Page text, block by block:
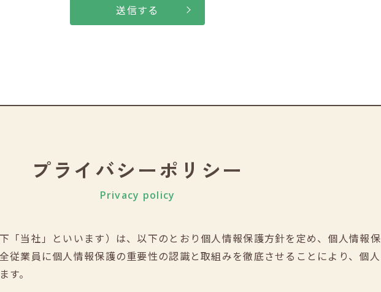
送信する
プライバシーポリシー
Privacy policy
「当社」といいます）は、以下のとおり個人情報保護方針を定め、個人情報保
従業員に個人情報保護の重要性の認識と取組みを徹底させることにより、個人
。